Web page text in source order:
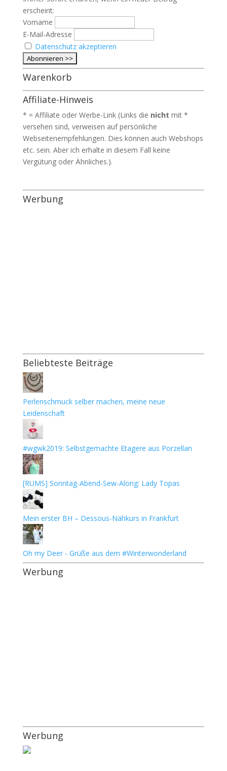
erscheint:
Vorname
E-Mail-Adresse
Datenschutz akzeptieren
Warenkorb
Affiliate-Hinweis
* = Affiliate oder Werbe-Link (Links die nicht mit *
versehen sind, verweisen auf persönliche
Webseitenempfehlungen. Dies können auch Webshops
etc. sein. Aber ich erhalte in diesem Fall keine
Vergütung oder Ähnliches.).
Werbung
Beliebteste Beiträge
Perlenschmuck selber machen, meine neue
Leidenschaft
#wgwk2019: Selbstgemachte Etagere aus Porzellan
[RUMS] Sonntag-Abend-Sew-Along: Lady Topas
Mein erster BH – Dessous-Nähkurs in Frankfurt
Oh my Deer - Grüße aus dem #Winterwonderland
Werbung
Werbung